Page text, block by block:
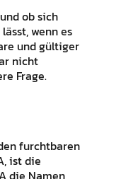
ob sich
wenn es
und gültiger
nicht
Frage.
furchtbaren
ist die
die Namen,